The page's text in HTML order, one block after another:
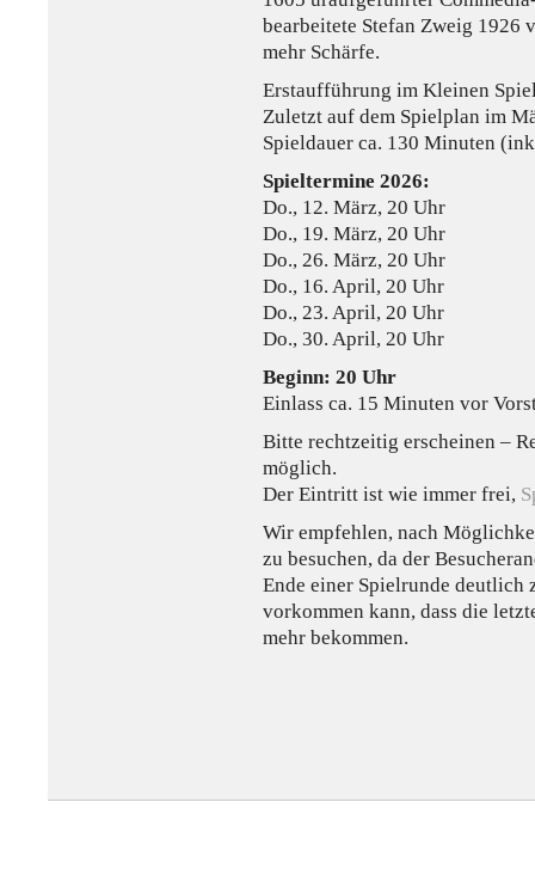
bearbeitete Stefan Zweig 1926
mehr Schärfe.
Erstaufführung im Kleinen
Zuletzt auf dem Spielplan im
Spieldauer ca. 130 Minuten
Spieltermine 2026:
Do., 12. März, 20 Uhr
Do., 19. März, 20 Uhr
Do., 26. März, 20 Uhr
Do., 16. April, 20 Uhr
Do., 23. April, 20 Uhr
Do., 30. April, 20 Uhr
Beginn: 20 Uhr
Einlass ca. 15 Minuten vor
Bitte rechtzeitig erscheinen –
möglich.
Der Eintritt ist wie immer frei,
Wir empfehlen, nach
zu besuchen, da der
Ende einer Spielrunde deutlich
vorkommen kann, dass die
mehr bekommen.